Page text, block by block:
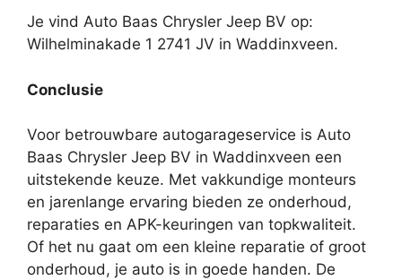
Je vind Auto Baas Chrysler Jeep BV op:
Wilhelminakade 1 2741 JV in Waddinxveen.
Conclusie
Voor betrouwbare autogarageservice is Auto
Baas Chrysler Jeep BV in Waddinxveen een
uitstekende keuze. Met vakkundige monteurs
en jarenlange ervaring bieden ze onderhoud,
reparaties en APK-keuringen van topkwaliteit.
Of het nu gaat om een kleine reparatie of groot
onderhoud, je auto is in goede handen. De